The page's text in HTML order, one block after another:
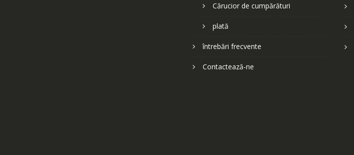
Cărucior de cumpărături
plată
întrebări frecvente
Contactează-ne